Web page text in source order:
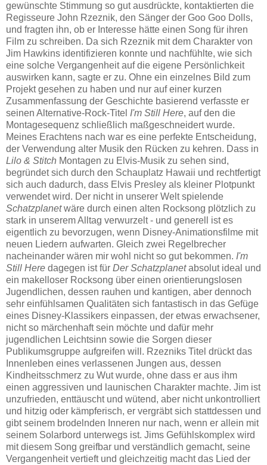
gewünschte Stimmung so gut ausdrückte, kontaktierten die
Regisseure John Rzeznik, den Sänger der Goo Goo Dolls,
und fragten ihn, ob er Interesse hätte einen Song für ihren
Film zu schreiben. Da sich Rzeznik mit dem Charakter von
Jim Hawkins identifizieren konnte und nachfühlte, wie sich
eine solche Vergangenheit auf die eigene Persönlichkeit
auswirken kann, sagte er zu. Ohne ein einzelnes Bild zum
Projekt gesehen zu haben und nur auf einer kurzen
Zusammenfassung der Geschichte basierend verfasste er
seinen Alternative-Rock-Titel I'm Still Here, auf den die
Montagesequenz schließlich maßgeschneidert wurde.
Meines Erachtens nach war es eine perfekte Entscheidung,
der Verwendung alter Musik den Rücken zu kehren. Dass in
Lilo & Stitch Montagen zu Elvis-Musik zu sehen sind,
begründet sich durch den Schauplatz Hawaii und rechtfertigt
sich auch dadurch, dass Elvis Presley als kleiner Plotpunkt
verwendet wird. Der nicht in unserer Welt spielende
Schatzplanetwäre durch einen alten Rocksong plötzlich zu
stark in unserem Alltag verwurzelt - und generell ist es
eigentlich zu bevorzugen, wenn Disney-Animationsfilme mit
neuen Liedern aufwarten. Gleich zwei Regelbrecher
nacheinander wären mir wohl nicht so gut bekommen. I'm
Still Here dagegen ist für Der Schatzplanetabsolut ideal und
ein makelloser Rocksong über einen orientierungslosen
Jugendlichen, dessen rauhen und kantigen, aber dennoch
sehr einfühlsamen Qualitäten sich fantastisch in das Gefüge
eines Disney-Klassikers einpassen, der etwas erwachsener,
nicht so märchenhaft sein möchte und dafür mehr
jugendlichen Leichtsinn sowie die Sorgen dieser
Publikumsgruppe aufgreifen will. Rzezniks Titel drückt das
Innenleben eines verlassenen Jungen aus, dessen
Kindheitsschmerz zu Wut wurde, ohne dass er aus ihm
einen aggressiven und launischen Charakter machte. Jim ist
unzufrieden, enttäuscht und wütend, aber nicht unkontrolliert
und hitzig oder kämpferisch, er vergräbt sich stattdessen und
gibt seinem brodelnden Inneren nur nach, wenn er allein mit
seinem Solarbord unterwegs ist. Jims Gefühlskomplex wird
mit diesem Song greifbar und verständlich gemacht, seine
Vergangenheit vertieft und gleichzeitig macht das Lied der